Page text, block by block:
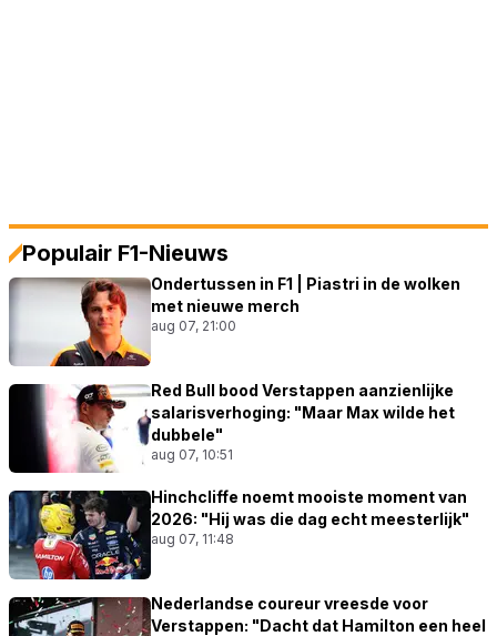
Populair F1-Nieuws
Ondertussen in F1 | Piastri in de wolken
met nieuwe merch
aug 07, 21:00
Red Bull bood Verstappen aanzienlijke
salarisverhoging: "Maar Max wilde het
dubbele"
aug 07, 10:51
Hinchcliffe noemt mooiste moment van
2026: "Hij was die dag echt meesterlijk"
aug 07, 11:48
Nederlandse coureur vreesde voor
Verstappen: "Dacht dat Hamilton een heel